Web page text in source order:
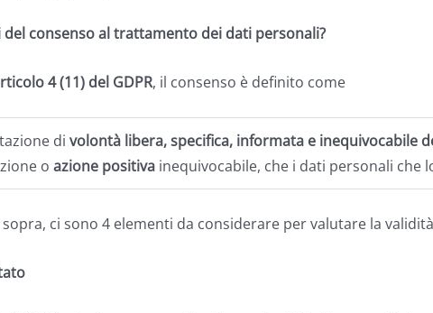
consenso al trattamento dei dati personali?
4 (11) del GDPR, il consenso è definito come
di volontà libera, specifica, informata e inequivocabile
o azione positiva inequivocabile, che i dati personali
ci sono 4 elementi da considerare per valutare la